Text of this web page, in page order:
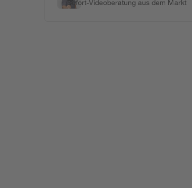
Sofort-Videoberatung aus dem Markt